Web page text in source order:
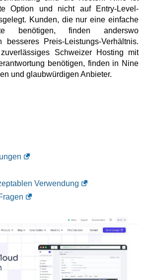
Option und nicht auf Entry-Level-
Kunden, die nur eine einfache
benötigen, finden anderswo
besseres Preis-Leistungs-Verhältnis.
Schweizer Hosting mit
benötigen, finden in Nine
und glaubwürdigen Anbieter.
Verwendung